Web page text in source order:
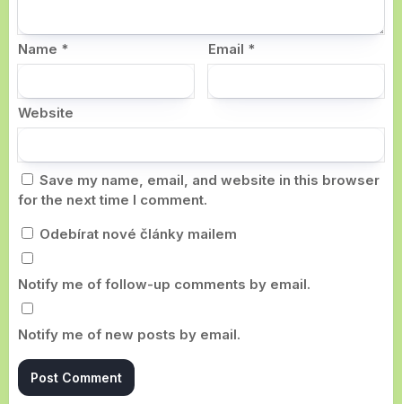
Name * Email *
Website
Save my name, email, and website in this browser
for the next time I comment.
Odebírat nové články mailem
Notify me of follow-up comments by email.
Notify me of new posts by email.